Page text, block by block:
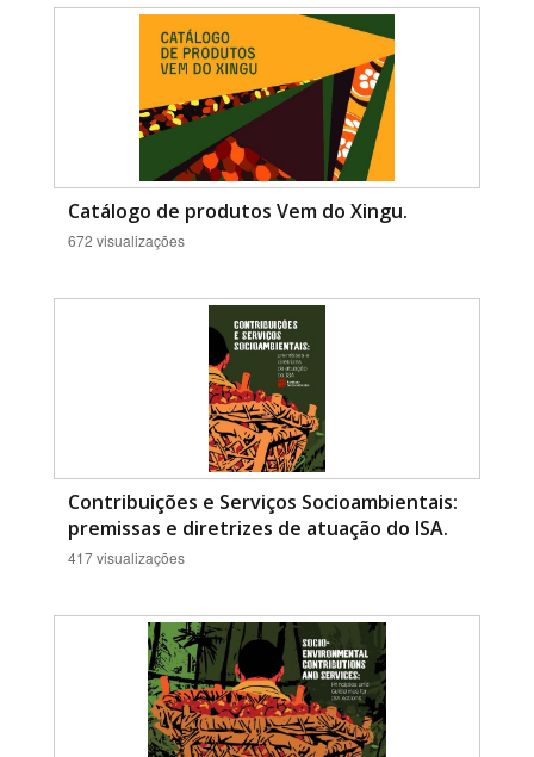
Catálogo de produtos Vem do Xingu.
672 visualizações
Contribuições e Serviços Socioambientais:
premissas e diretrizes de atuação do ISA.
417 visualizações